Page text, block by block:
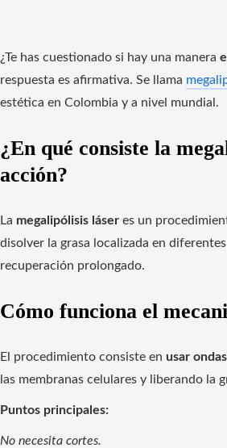
¿Te has cuestionado si hay una manera
respuesta es afirmativa. Se llama
estética en Colombia y a nivel mundial.
¿En qué consiste la
acción?
La megalipólisis láser es un
disolver la grasa localizada en
recuperación prolongado.
Cómo funciona el
El procedimiento consiste en usar
las membranas celulares y liberando la
Puntos principales:
No necesita cortes.